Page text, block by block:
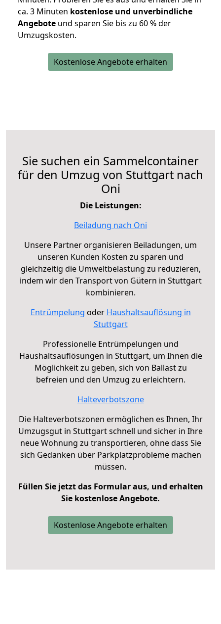
ca. 3 Minuten kostenlose und unverbindliche
Angebote und sparen Sie bis zu 60 % der
Umzugskosten.
Kostenlose Angebote erhalten
Sie suchen ein Sammelcontainer
für den Umzug von Stuttgart nach
Oni
Die Leistungen:
Beiladung nach Oni
Unsere Partner organisieren Beiladungen, um
unseren Kunden Kosten zu sparen und
gleichzeitig die Umweltbelastung zu reduzieren,
indem wir den Transport von Gütern in Stuttgart
kombinieren.
Entrümpelung oder Haushaltsauflösung in
Stuttgart
Professionelle Entrümpelungen und
Haushaltsauflösungen in Stuttgart, um Ihnen die
Möglichkeit zu geben, sich von Ballast zu
befreien und den Umzug zu erleichtern.
Halteverbotszone
Die Halteverbotszonen ermöglichen es Ihnen, Ihr
Umzugsgut in Stuttgart schnell und sicher in Ihre
neue Wohnung zu transportieren, ohne dass Sie
sich Gedanken über Parkplatzprobleme machen
müssen.
Füllen Sie jetzt das Formular aus, und erhalten
Sie kostenlose Angebote.
Kostenlose Angebote erhalten